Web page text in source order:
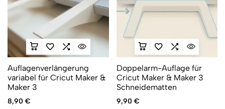
Auflagenverlängerung
variabel für Cricut Maker &
Maker 3
8,90 €
Doppelarm-Auflage für
Cricut Maker & Maker 3
Schneidematten
9,90 €